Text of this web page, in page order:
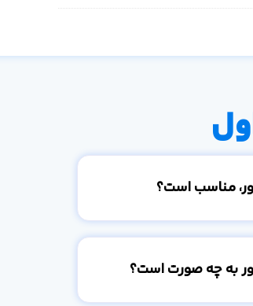
مناسب است؟
به چه صورت است؟